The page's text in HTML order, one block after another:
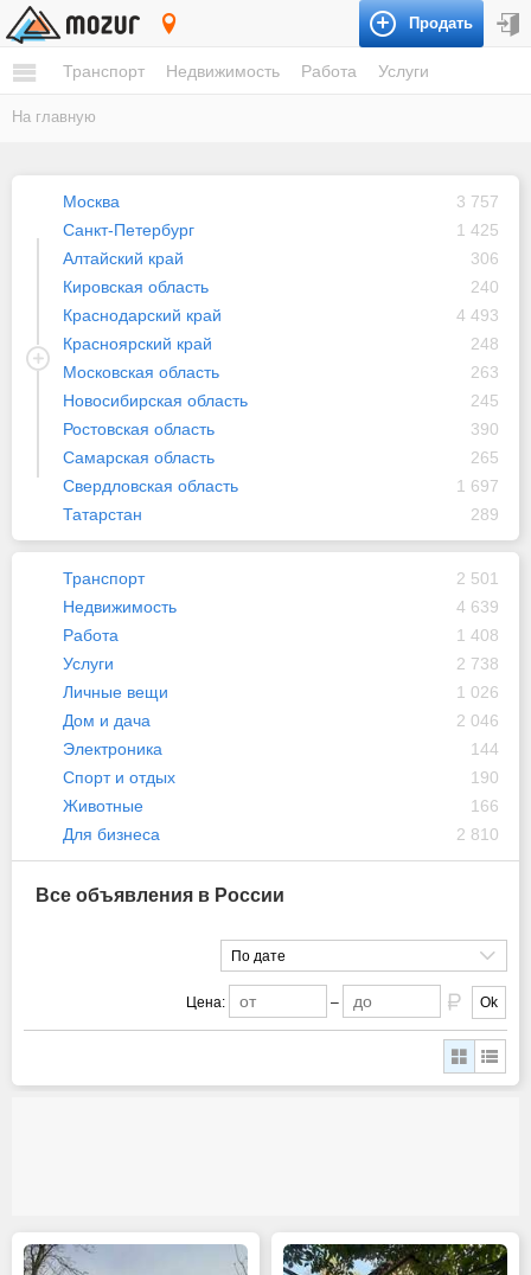
Продать
Транспорт Недвижимость Работа Услуги
На главную
Москва
3 757
Санкт-Петербург
1 425
Алтайский край
306
Кировская область
240
Краснодарский край
4 493
Красноярский край
248
Московская область
263
Новосибирская область
245
Ростовская область
390
Самарская область
265
Свердловская область
1 697
Татарстан
289
Транспорт
2 501
Недвижимость
4 639
Работа
1 408
Услуги
2 738
Личные вещи
1 026
Дом и дача
2 046
Электроника
144
Спорт и отдых
190
Животные
166
Для бизнеса
2 810
Все объявления в России
По дате
Цена: – Ok